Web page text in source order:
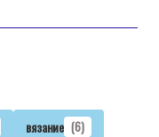
вязание (6)